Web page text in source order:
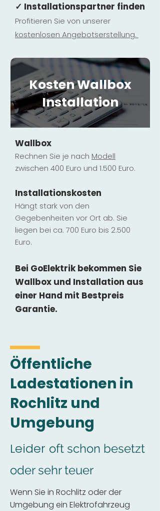
✓ Installationspartner finden
Profitieren Sie von unserer
kostenlosen Angebotserstellung.
Kosten Wallbox
Installation
Wallbox
Rechnen Sie je nach Modell
zwischen 400 Euro und 1.500 Euro.
Installationskosten
Hängt stark von den
Gegebenheiten vor Ort ab. Sie
liegen bei ca. 700 Euro bis 2.500
Euro.
Bei GoElektrik bekommen Sie
Wallbox und Installation aus
einer Hand mit Bestpreis
Garantie.
Öffentliche
Ladestationen in
Rochlitz und
Umgebung
Leider oft schon besetzt
oder sehr teuer
Wenn Sie in Rochlitz oder der
Umgebung ein Elektrofahrzeug